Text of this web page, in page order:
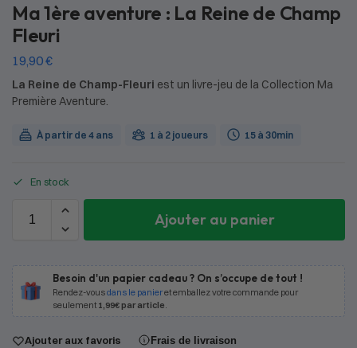
Ma 1ère aventure : La Reine de Champ
Fleuri
19,90€
La Reine de Champ-Fleuri est un livre-jeu de la Collection Ma
Première Aventure.
À partir de 4 ans 1 à 2 joueurs 15 à 30min
En stock
Ajouter au panier
Besoin d'un papier cadeau ? On s’occupe de tout !
Rendez-vousdans le panieret emballez votre commande pour
seulement 1,99€ par article.
Ajouter aux favoris Frais de livraison